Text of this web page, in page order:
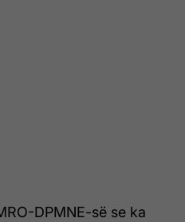
DPMNE-së se ka